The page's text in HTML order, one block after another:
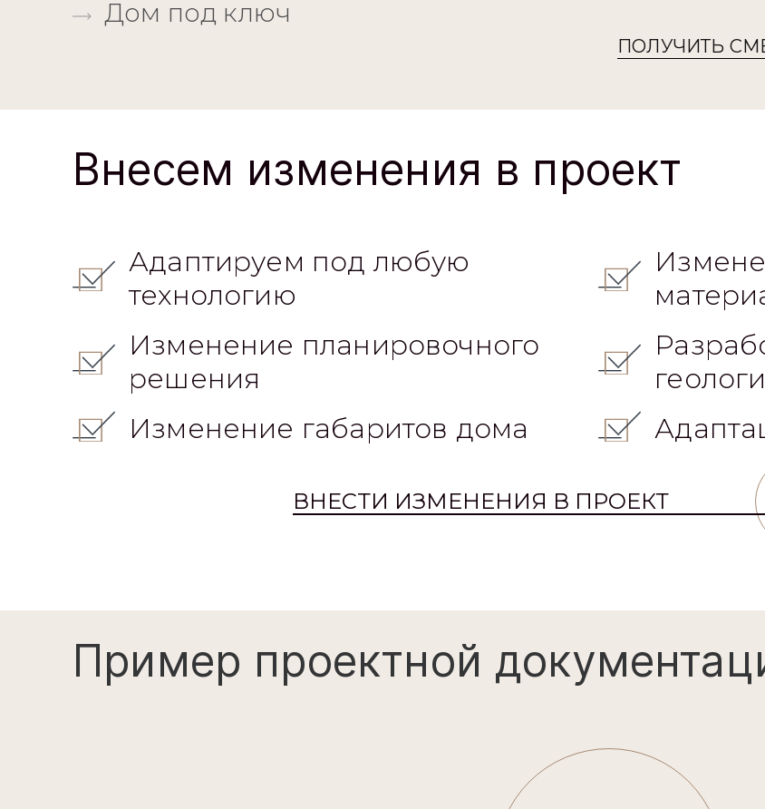
Дом под ключ
ПОЛУЧИТЬ
Внесем изменения в проект
Адаптируем под любую
технологию
Изменение планировочного
решения
Изменение габаритов дома
ВНЕСТИ ИЗМЕНЕНИЯ В ПРОЕКТ
Пример проектной